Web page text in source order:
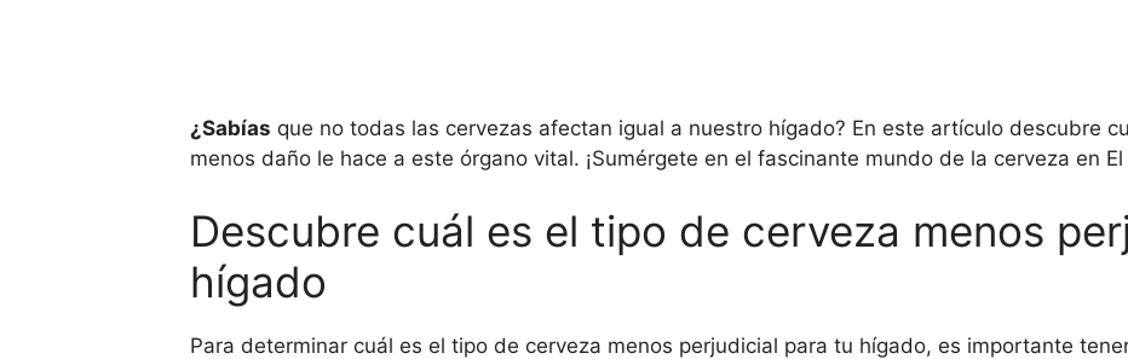
¿Sabías que no todas las cervezas afectan igual a nuestro hígado? En este artículo descubre
menos daño le hace a este órgano vital. ¡Sumérgete en el fascinante mundo de la cerveza en
Descubre cuál es el tipo de cerveza menos
hígado
Para determinar cuál es el tipo de cerveza menos perjudicial para tu hígado, es importante